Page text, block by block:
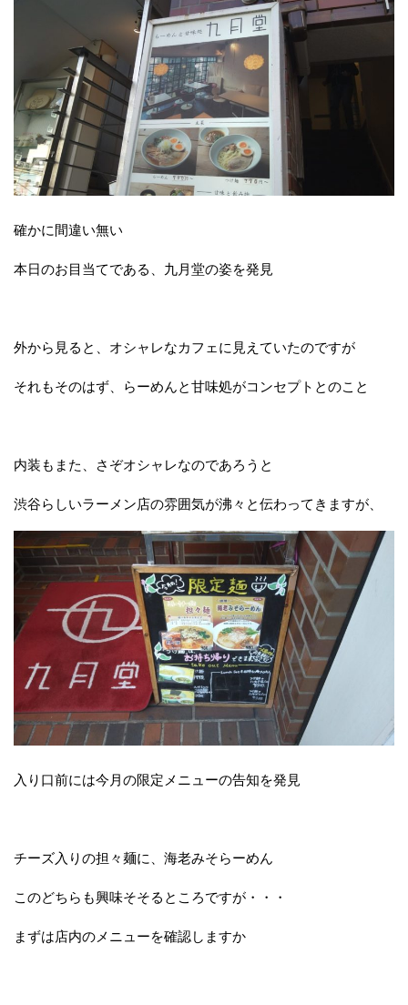
確かに間違い無い
本日のお目当てである、九月堂の姿を発見
外から見ると、オシャレなカフェに見えていたのですが
それもそのはず、らーめんと甘味処がコンセプトとのこと
内装もまた、さぞオシャレなのであろうと
渋谷らしいラーメン店の雰囲気が沸々と伝わってきますが、
入り口前には今月の限定メニューの告知を発見
チーズ入りの担々麺に、海老みそらーめん
このどちらも興味そそるところですが・・・
まずは店内のメニューを確認しますか